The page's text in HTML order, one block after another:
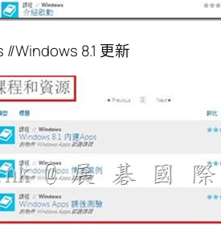
Windows 8.1 更新